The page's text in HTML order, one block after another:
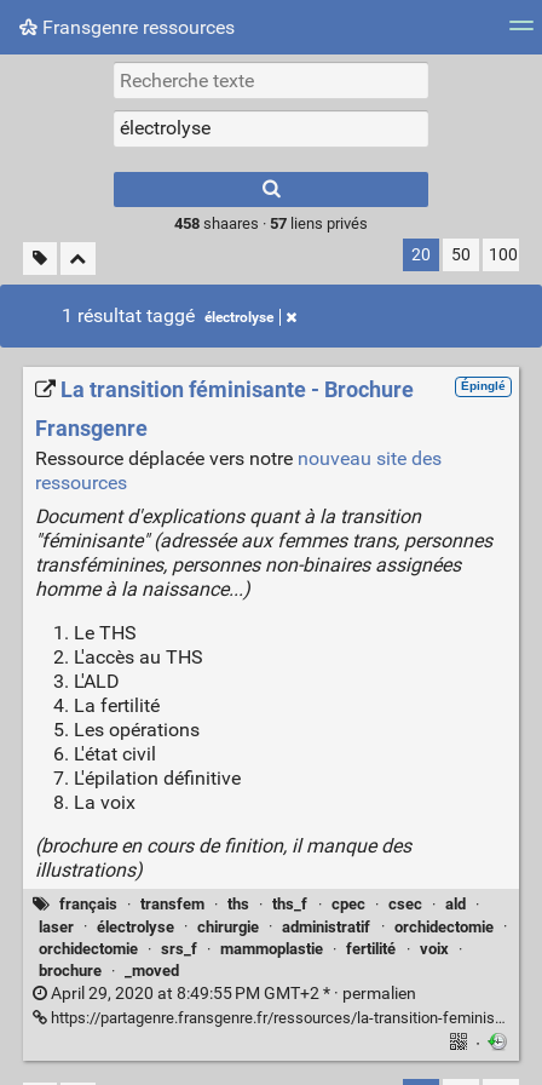
Fransgenre ressources
Most searched tags Connexion
results.
458shaares · 57liens privés
20 50 100
1 résultat taggé électrolyse
Épinglé
La transition féminisante - Brochure
Fransgenre
Ressource déplacée vers notre nouveau site des
ressources
Document d'explications quant à la transition
"féminisante" (adressée aux femmes trans, personnes
transféminines, personnes non-binaires assignées
homme à la naissance...)
Le THS
L'accès au THS
L'ALD
La fertilité
Les opérations
L'état civil
L'épilation définitive
La voix
(brochure en cours de finition, il manque des
illustrations)
français · transfem · ths · ths_f · cpec · csec · ald
·
laser
· électrolyse · chirurgie · administratif · orchidectomie
·
orchidectomie
· srs_f · mammoplastie · fertilité · voix
·
brochure
· _moved
April 29, 2020 at 8:49:55 PM GMT+2 * · permalien
https://partagenre.fransgenre.fr/ressources/la-transition-feminisante
·